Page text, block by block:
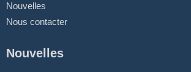
Nouvelles
Nous contacter
Nouvelles